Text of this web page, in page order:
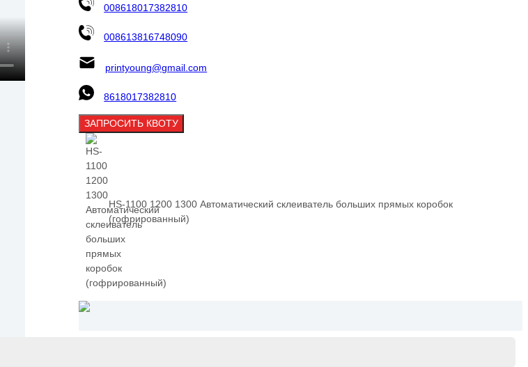
008618017382810
008613816748090
printyoung@gmail.com
8618017382810
ЗАПРОСИТЬ КВОТУ
HS-1100 1200 1300 Автоматический склеиватель больших прямых коробок
(гофрированный)